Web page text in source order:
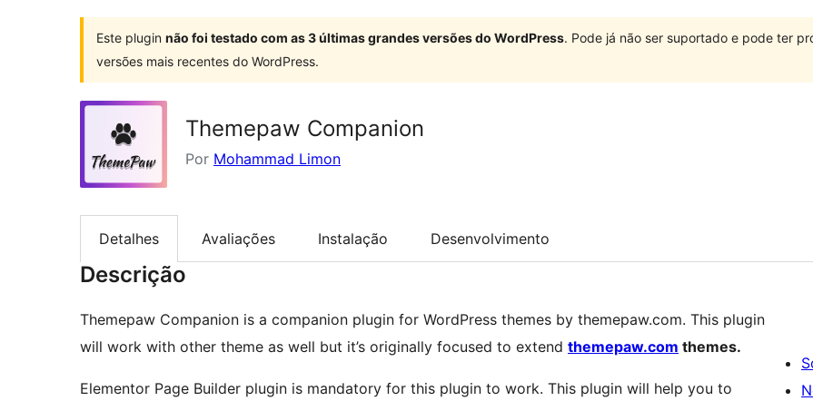
Este plugin não foi testado com as 3 últimas grandes versões do WordPress. Pode já não ser suportado e pode ter
versões mais recentes do WordPress.
Themepaw Companion
Por Mohammad Limon
Detalhes Avaliações Instalação Desenvolvimento
Descrição
Themepaw Companion is a companion plugin for WordPress themes by themepaw.com. This plugin
will work with other theme as well but it’s originally focused to extend themepaw.com themes.
Elementor Page Builder plugin is mandatory for this plugin to work. This plugin will help you to